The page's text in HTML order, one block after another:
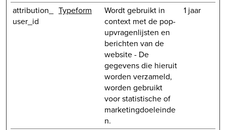
attribution_
user_id
Typeform
Wordt gebruikt in
context met de pop-
upvragenlijsten en
berichten van de
website - De
gegevens die hieruit
worden verzameld,
worden gebruikt
voor statistische of
marketingdoeleinde
n.
1 jaar